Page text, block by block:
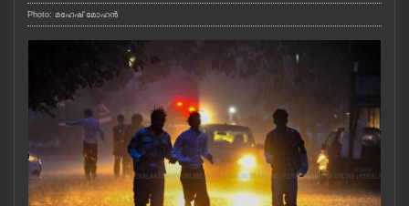
KERALA
OBITUARY
NEWS 360
Photo: മഹേഷ് മോഹൻ